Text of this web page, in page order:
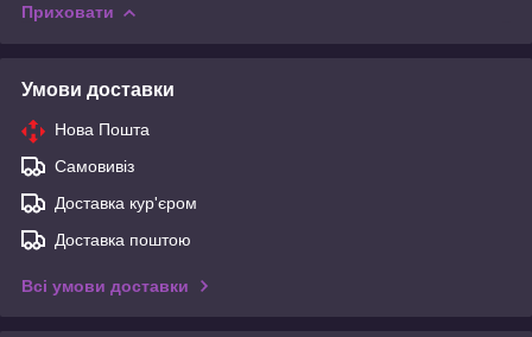
Приховати
Умови доставки
Нова Пошта
Самовивіз
Доставка кур'єром
Доставка поштою
Всі умови доставки